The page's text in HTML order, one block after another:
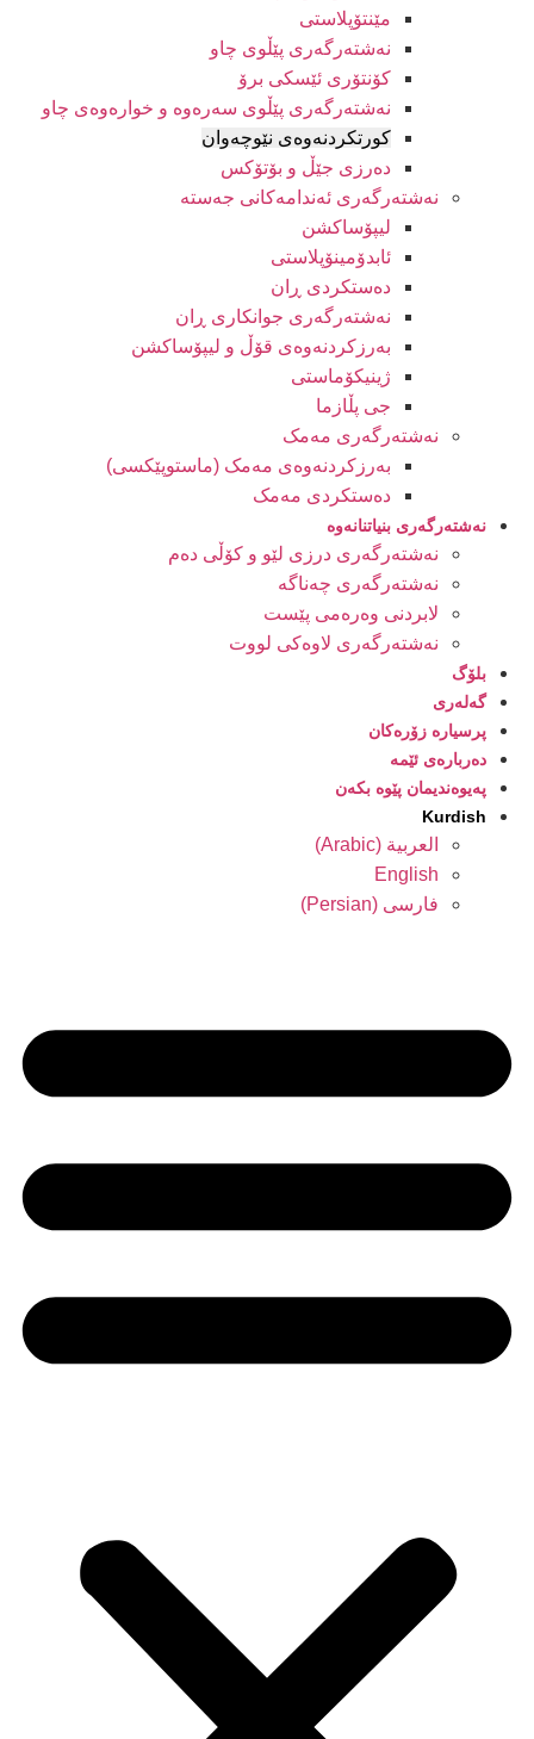
مێنتۆپلاستی
نەشتەرگەری پێڵوی چاو
کۆنتۆری ئێسکی برۆ
نەشتەرگەری پێڵوی سەرەوە و خوارەوەی چاو
کورتکردنەوەی نێوچەوان
دەرزی جێڵ و بۆتۆکس
نەشتەرگەری ئەندامەکانی جەستە
لیپۆساکشن
ئابدۆمینۆپلاستی
دەستکردی ڕان
نەشتەرگەری جوانکاری ڕان
بەرزکردنەوەی قۆڵ و لیپۆساکشن
ژینیکۆماستی
جی پڵازما
نەشتەرگەری مەمک
بەرزکردنەوەی مەمک (ماستوپێکسی)
دەستکردی مەمک
نەشتەرگەری بنیاتنانەوە
نەشتەرگەری درزی لێو و کۆڵی دەم
نەشتەرگەری چەناگە
لابردنی وەرەمی پێست
نەشتەرگەری لاوەکی لووت
بلۆگ
گەلەری
پرسیارە زۆرەکان
دەربارەی ئێمە
پەیوەندیمان پێوە بکەن
Kurdish
العربية(
Arabic
)
English
فارسی (
Persian
)